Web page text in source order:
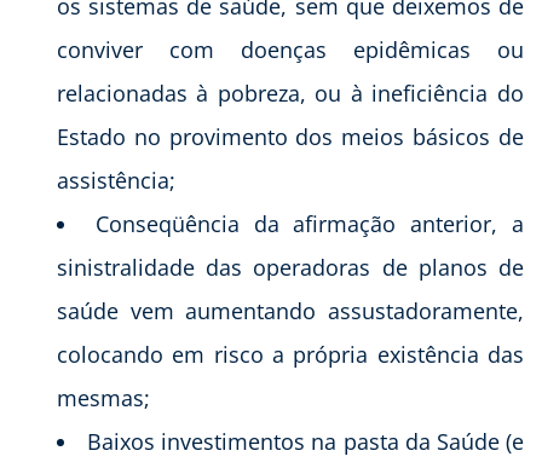
conviver com doenças epidêmicas ou
relacionadas à pobreza, ou à ineficiência do
Estado no provimento dos meios básicos de
assistência;
Conseqüência da afirmação anterior, a
sinistralidade das operadoras de planos de
saúde vem aumentando assustadoramente,
colocando em risco a própria existência das
mesmas;
Baixos investimentos na pasta da Saúde (e